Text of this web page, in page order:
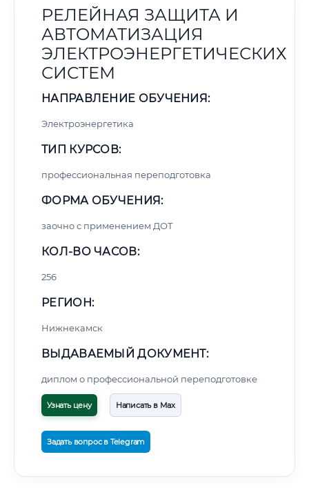
РЕЛЕЙНАЯ ЗАЩИТА И
АВТОМАТИЗАЦИЯ
ЭЛЕКТРОЭНЕРГЕТИЧЕСКИХ
СИСТЕМ
НАПРАВЛЕНИЕ ОБУЧЕНИЯ:
Электроэнергетика
ТИП КУРСОВ:
профессиональная переподготовка
ФОРМА ОБУЧЕНИЯ:
заочно с применением ДОТ
КОЛ-ВО ЧАСОВ:
256
РЕГИОН:
Нижнекамск
ВЫДАВАЕМЫЙ ДОКУМЕНТ:
диплом о профессиональной переподготовке
Узнать цену Написать в Max
Задать вопрос в Telegram